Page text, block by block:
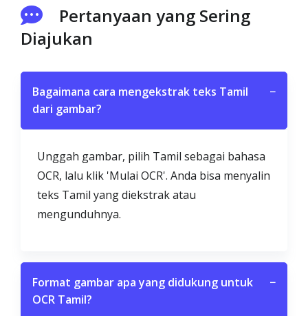
Pertanyaan yang Sering
Diajukan
Bagaimana cara mengekstrak teks Tamil
dari gambar?
−
Unggah gambar, pilih Tamil sebagai bahasa
OCR, lalu klik 'Mulai OCR'. Anda bisa menyalin
teks Tamil yang diekstrak atau
mengunduhnya.
Format gambar apa yang didukung untuk
OCR Tamil?
−